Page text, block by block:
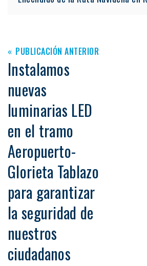
PUBLICACIÓN ANTERIOR
Instalamos
nuevas
luminarias LED
en el tramo
Aeropuerto-
Glorieta Tablazo
para garantizar
la seguridad de
nuestros
ciudadanos